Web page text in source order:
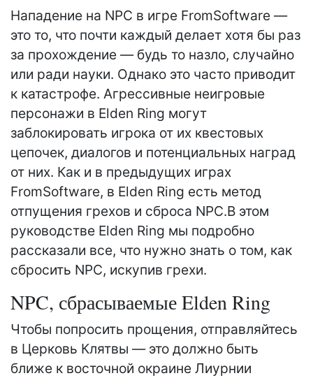
Нападение на NPC в игре FromSoftware —
это то, что почти каждый делает хотя бы раз
за прохождение — будь то назло, случайно
или ради науки. Однако это часто приводит
к катастрофе. Агрессивные неигровые
персонажи в Elden Ring могут
заблокировать игрока от их квестовых
цепочек, диалогов и потенциальных наград
от них. Как и в предыдущих играх
FromSoftware, в Elden Ring есть метод
отпущения грехов и сброса NPC.В этом
руководстве Elden Ring мы подробно
рассказали все, что нужно знать о том, как
сбросить NPC, искупив грехи.
NPC, сбрасываемые Elden Ring
Чтобы попросить прощения, отправляйтесь
в Церковь Клятвы — это должно быть
ближе к восточной окраине Лиурнии